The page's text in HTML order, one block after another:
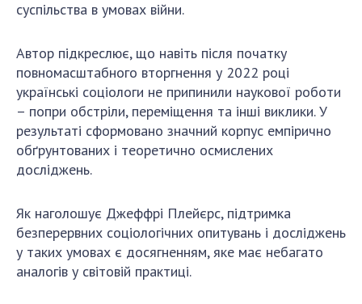
Засідання Президії НАН України
Річні звіти НАН України
Річні фінансові звіти НАН України
Наукові публікації та видавнича діяльність
Охорона прав інтелектуальної власності та
трансфер технологій в наукових установах
Наукові об'єкти, що становлять національне
Центри колективного користування
науковими приладами НАН України
Оцінювання ефективності діяльності
наукових установ
суспільства в умовах війни.
Автор підкреслює, що навіть після початку
повномасштабного вторгнення у 2022 році
українські соціологи не припинили наукової роботи
– попри обстріли, переміщення та інші виклики. У
результаті сформовано значний корпус емпірично
обґрунтованих і теоретично осмислених
досліджень.
Як наголошує Джеффрі Плейєрс, підтримка
безперервних соціологічних опитувань і досліджень
у таких умовах є досягненням, яке має небагато
аналогів у світовій практиці.